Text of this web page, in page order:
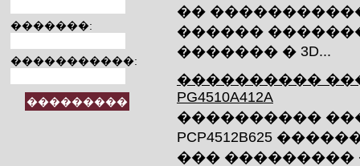
��
������
������� � 3D...
����������
PG4510A412A
����������
PCP4512B625
��� ���������
�������:
�����������: